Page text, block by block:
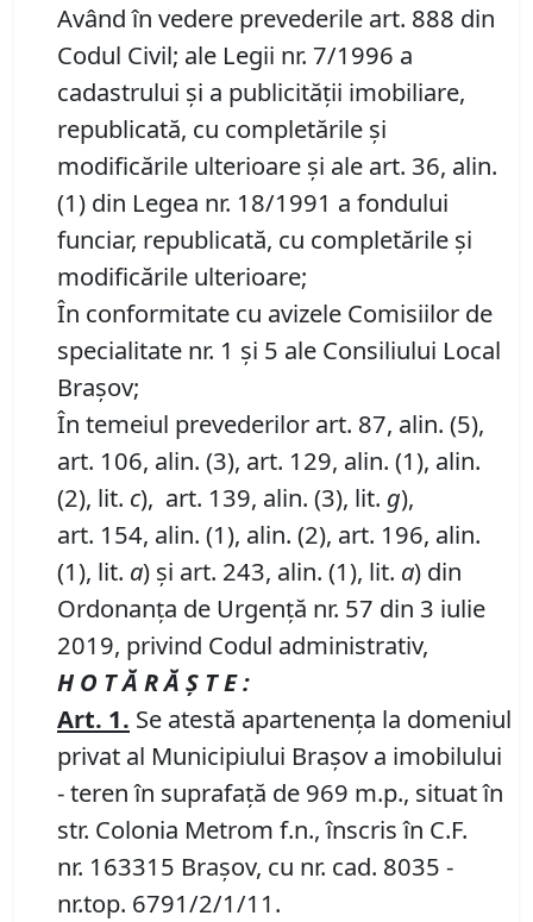
Având în vedere prevederile art. 888 din
Codul Civil; ale Legii nr. 7/1996 a
cadastrului și a publicității imobiliare,
republicată, cu completările și
modificările ulterioare și ale art. 36, alin.
(1) din Legea nr. 18/1991 a fondului
funciar, republicată, cu completările și
modificările ulterioare;
În conformitate cu avizele Comisiilor de
specialitate nr. 1 și 5 ale Consiliului Local
Brașov;
În temeiul prevederilor art. 87, alin. (5),
art. 106, alin. (3), art. 129, alin. (1), alin.
(2), lit. c), art. 139, alin. (3), lit. g),
art. 154, alin. (1), alin. (2), art. 196, alin.
(1), lit. a) și art. 243, alin. (1), lit. a) din
Ordonanța de Urgență nr. 57 din 3 iulie
2019, privind Codul administrativ,
H O T Ă R Ă Ş T E :
Art. 1. Se atestă apartenența la domeniul
privat al Municipiului Brașov a imobilului
- teren în suprafață de 969 m.p., situat în
str. Colonia Metrom f.n., înscris în C.F.
nr. 163315 Brașov, cu nr. cad. 8035 -
nr.top. 6791/2/1/11.